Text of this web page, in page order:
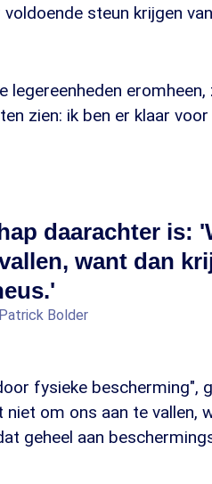
steun krijgen
legereenheden
zien: ik ben er klaar
daarachter is:
want dan
Bolder
fysieke bescherming",
om ons aan te vallen,
geheel aan